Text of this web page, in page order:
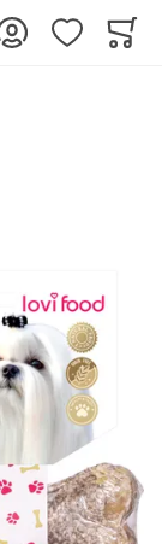
Zaloguj sięUlubione